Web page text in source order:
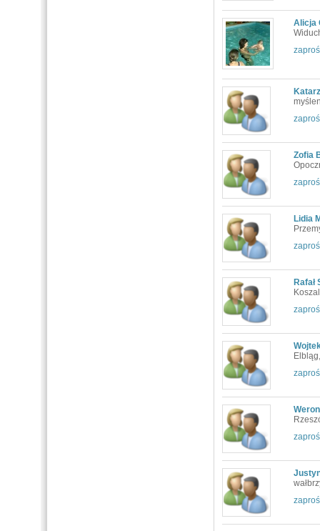
Alicja
zaproś
zaproś
Zofia
zaproś
Lidia
zaproś
Rafał
zaproś
Elbląg,
zaproś
zaproś
zaproś